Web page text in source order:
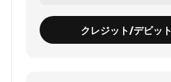
クレジット/デビッ